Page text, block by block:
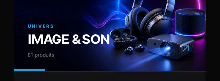
UNIVERS
IMAGE & SON
81 produits ↗